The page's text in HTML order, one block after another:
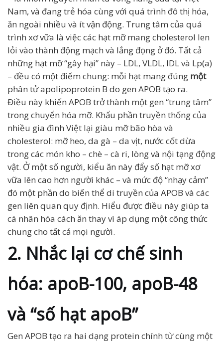
Nam, và đang trẻ hóa cùng với quá trình đô thị hóa,
ăn ngoài nhiều và ít vận động. Trung tâm của quá
trình xơ vữa là việc các hạt mỡ mang cholesterol len
lỏi vào thành động mạch và lắng đọng ở đó. Tất cả
những hạt mỡ “gây hại” này – LDL, VLDL, IDL và Lp(a)
– đều có một điểm chung: mỗi hạt mang đúng một
phân tử apolipoprotein B do gen APOB tạo ra.
Điều này khiến APOB trở thành một gen “trung tâm”
trong chuyển hóa mỡ. Khẩu phần truyền thống của
nhiều gia đình Việt lại giàu mỡ bão hòa và
cholesterol: mỡ heo, da gà – da vịt, nước cốt dừa
trong các món kho – chè – cà ri, lòng và nội tạng động
vật. Ở một số người, kiểu ăn này đẩy số hạt mỡ xơ
vữa lên cao hơn người khác – và mức độ “nhạy cảm”
đó một phần do biến thể di truyền của APOB và các
gen liên quan quy định. Hiểu được điều này giúp ta
cá nhân hóa cách ăn thay vì áp dụng một công thức
chung cho tất cả mọi người.
2. Nhắc lại cơ chế sinh
hóa: apoB-100, apoB-48
và “số hạt apoB”
Gen APOB tạo ra hai dạng protein chính từ cùng một